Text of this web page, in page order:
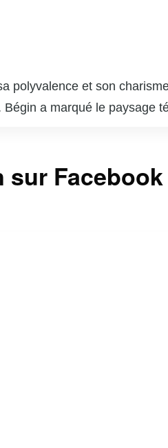
polyvalence et son
a marqué le paysage
de théâtre et scénarios.
artistique.
sur Facebook